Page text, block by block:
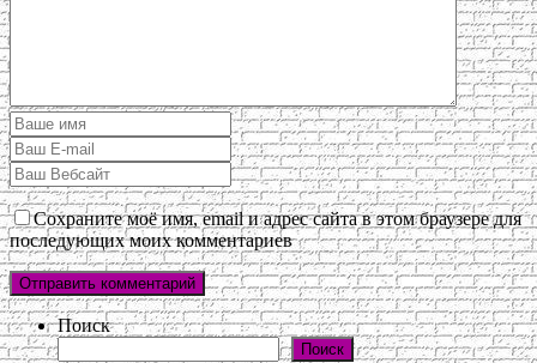
Сохраните моё имя, email и адрес сайта в этом браузере для
последующих моих комментариев
Поиск
Поиск